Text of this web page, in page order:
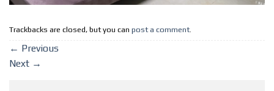
Trackbacks are closed, but you can post a comment.
← Previous
Next →